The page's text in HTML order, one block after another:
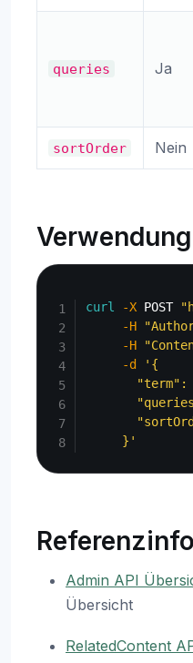
queries Ja
sortOrder Nein
curl -X POST
-H
-H
-d
'{
"term":
     }'
Admin API
Übersicht
RelatedContent